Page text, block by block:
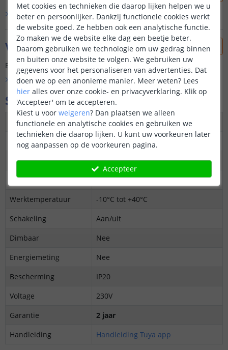
Bekijk alle 0 reviews
Vraag & antwoord
Er is nog geen vraag gesteld over dit product.
Bekijk alle Vraag & antwoord
Specificaties
Protocol
Zigbee 3.0
39,2 x 39,2 x 18 mm (lxbxh)
Max. vermogen
10 - 100W
Werkbereik
< 100M
Werktemperatuur
-10°C tot +40°C
Schakeling
Aan/uit
Dimbaar
Nee
Energiemeting
Nee
Bescherming
IP20
Voltage
230V
Garantie
2 jaar
Handleiding
Handleiding Tuya app
Met cookies en technieken die daarop lijken helpen we u
beter en persoonlijker. Dankzij functionele cookies werkt
de website goed. Ze hebben ook een analytische functie.
Zo maken we de website elke dag een beetje beter.
Daarom gebruiken we technologie om uw gedrag binnen
en buiten onze website te volgen. We gebruiken uw
gegevens voor het personaliseren van advertenties. Dat
doen we op een anonieme manier. Meer weten? Lees
hier alles over onze cookie- en privacyverklaring. Klik op
'Accepteer' om te accepteren.
Kiest u voor weigeren? Dan plaatsen we alleen
functionele en analytische cookies en gebruiken we
technieken die daarop lijken. U kunt uw voorkeuren later
nog aanpassen op de voorkeuren pagina.
Accepteer